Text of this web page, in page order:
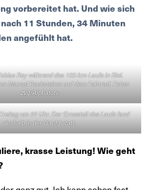
vorbereitet hat. Und wie sich
11 Stunden, 34 Minuten
angefühlt hat.
Rey während des 100-km-Laufs in Biel.
Marcel Rechsteiner auf dem Fahrrad. Fotos:
zVg/Alphafoto
um 22 Uhr. Der Grossteil des Laufs fand
deshalb in der Nacht statt.
krasse Leistung! Wie geht